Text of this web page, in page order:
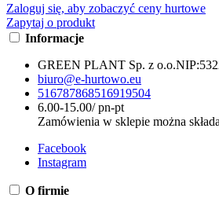
Zaloguj się, aby zobaczyć ceny hurtowe
Zapytaj o produkt
Informacje
GREEN PLANT Sp. z o.o.NIP:
biuro@e-hurtowo.eu
516787868516919504
6.00-15.00/ pn-pt
Zamówienia w sklepie można
Facebook
Instagram
O firmie